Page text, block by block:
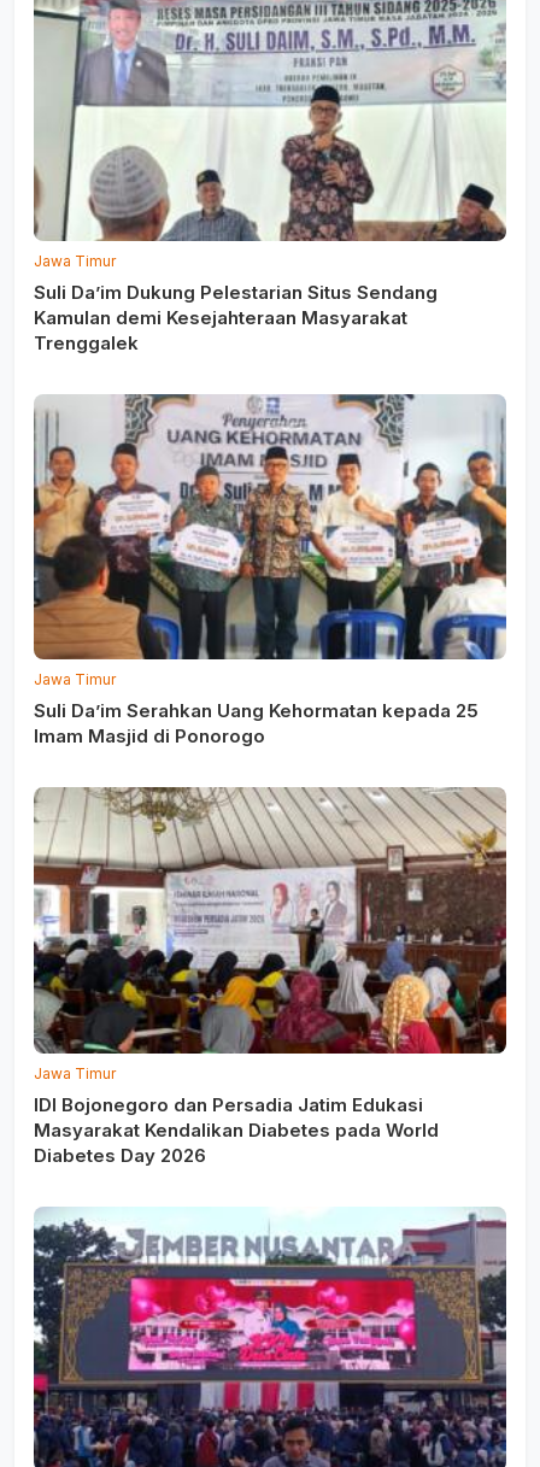
Jawa Timur
Suli Da’im Dukung Pelestarian Situs Sendang
Kamulan demi Kesejahteraan Masyarakat
Trenggalek
Jawa Timur
Suli Da’im Serahkan Uang Kehormatan kepada 25
Imam Masjid di Ponorogo
Jawa Timur
IDI Bojonegoro dan Persadia Jatim Edukasi
Masyarakat Kendalikan Diabetes pada World
Diabetes Day 2026